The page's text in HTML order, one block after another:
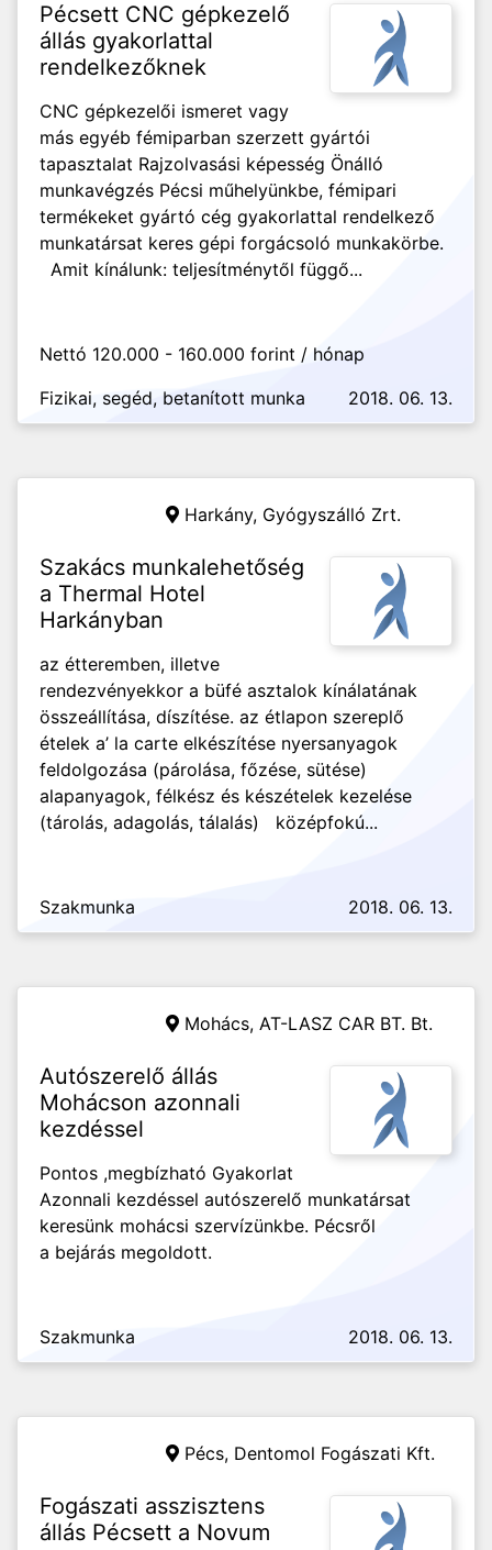
Pécsett CNC gépkezelő
állás gyakorlattal
rendelkezőknek
CNC gépkezelői ismeret vagy
más egyéb fémiparban szerzett gyártói
tapasztalat Rajzolvasási képesség Önálló
munkavégzés Pécsi műhelyünkbe, fémipari
termékeket gyártó cég gyakorlattal rendelkező
munkatársat keres gépi forgácsoló munkakörbe.
Amit kínálunk: teljesítménytől függő...
Nettó 120.000 - 160.000 forint / hónap
Fizikai, segéd, betanított munka
2018. 06. 13.
Harkány, Gyógyszálló Zrt.
Szakács munkalehetőség
a Thermal Hotel
Harkányban
az étteremben, illetve
rendezvényekkor a büfé asztalok kínálatának
összeállítása, díszítése. az étlapon szereplő
ételek a’ la carte elkészítése nyersanyagok
feldolgozása (párolása, főzése, sütése)
alapanyagok, félkész és készételek kezelése
(tárolás, adagolás, tálalás) középfokú...
Szakmunka 2018. 06. 13.
Mohács, AT-LASZ CAR BT. Bt.
Autószerelő állás
Mohácson azonnali
kezdéssel
Pontos ,megbízható Gyakorlat
Azonnali kezdéssel autószerelő munkatársat
keresünk mohácsi szervízünkbe. Pécsről
a bejárás megoldott.
Szakmunka 2018. 06. 13.
Pécs, Dentomol Fogászati Kft.
Fogászati asszisztens
állás Pécsett a Novum